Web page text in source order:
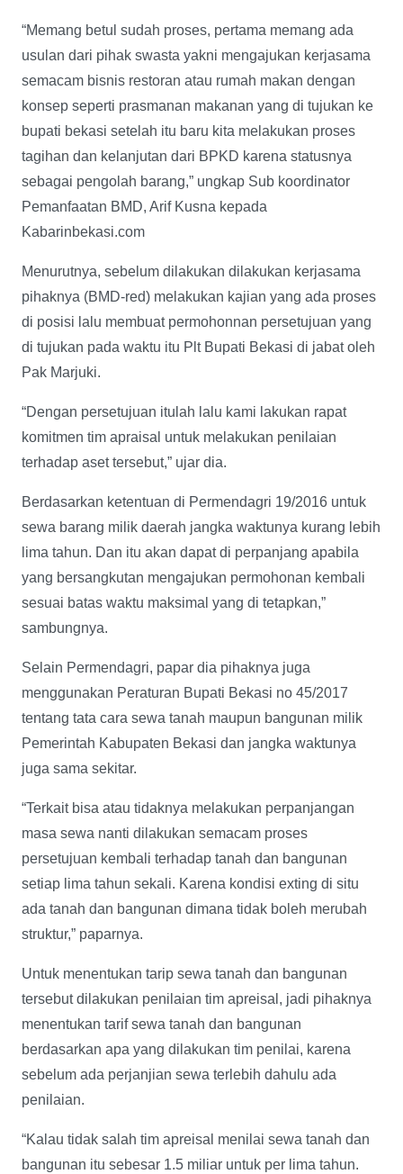
“Memang betul sudah proses, pertama memang ada
usulan dari pihak swasta yakni mengajukan kerjasama
semacam bisnis restoran atau rumah makan dengan
konsep seperti prasmanan makanan yang di tujukan ke
bupati bekasi setelah itu baru kita melakukan proses
tagihan dan kelanjutan dari BPKD karena statusnya
sebagai pengolah barang,” ungkap Sub koordinator
Pemanfaatan BMD, Arif Kusna kepada
Kabarinbekasi.com
Menurutnya, sebelum dilakukan dilakukan kerjasama
pihaknya (BMD-red) melakukan kajian yang ada proses
di posisi lalu membuat permohonnan persetujuan yang
di tujukan pada waktu itu Plt Bupati Bekasi di jabat oleh
Pak Marjuki.
“Dengan persetujuan itulah lalu kami lakukan rapat
komitmen tim apraisal untuk melakukan penilaian
terhadap aset tersebut,” ujar dia.
Berdasarkan ketentuan di Permendagri 19/2016 untuk
sewa barang milik daerah jangka waktunya kurang lebih
lima tahun. Dan itu akan dapat di perpanjang apabila
yang bersangkutan mengajukan permohonan kembali
sesuai batas waktu maksimal yang di tetapkan,”
sambungnya.
Selain Permendagri, papar dia pihaknya juga
menggunakan Peraturan Bupati Bekasi no 45/2017
tentang tata cara sewa tanah maupun bangunan milik
Pemerintah Kabupaten Bekasi dan jangka waktunya
juga sama sekitar.
“Terkait bisa atau tidaknya melakukan perpanjangan
masa sewa nanti dilakukan semacam proses
persetujuan kembali terhadap tanah dan bangunan
setiap lima tahun sekali. Karena kondisi exting di situ
ada tanah dan bangunan dimana tidak boleh merubah
struktur,” paparnya.
Untuk menentukan tarip sewa tanah dan bangunan
tersebut dilakukan penilaian tim apreisal, jadi pihaknya
menentukan tarif sewa tanah dan bangunan
berdasarkan apa yang dilakukan tim penilai, karena
sebelum ada perjanjian sewa terlebih dahulu ada
penilaian.
“Kalau tidak salah tim apreisal menilai sewa tanah dan
bangunan itu sebesar 1.5 miliar untuk per lima tahun.